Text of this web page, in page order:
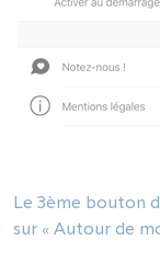
Le 3ème bouton
sur « Autour de